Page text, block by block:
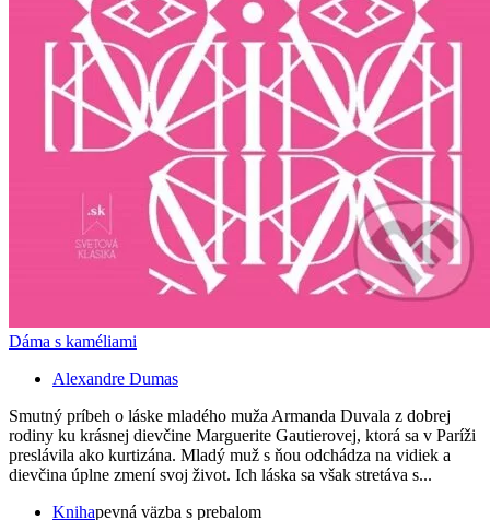
Dáma s kaméliami
Alexandre Dumas
Smutný príbeh o láske mladého muža Armanda Duvala z dobrej
rodiny ku krásnej dievčine Marguerite Gautierovej, ktorá sa v Paríži
preslávila ako kurtizána. Mladý muž s ňou odchádza na vidiek a
dievčina úplne zmení svoj život. Ich láska sa však stretáva s...
Knihapevná väzba s prebalom